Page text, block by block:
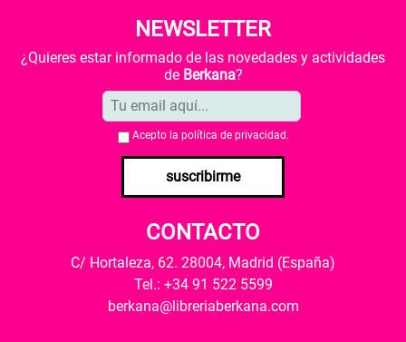
NEWSLETTER
¿Quieres estar informado de las novedades y actividades
de Berkana?
Acepto la política de privacidad .
suscribirme
CONTACTO
C/ Hortaleza, 62. 28004, Madrid (España)
Tel.: +34 91 522 5599
berkana@libreriaberkana.com